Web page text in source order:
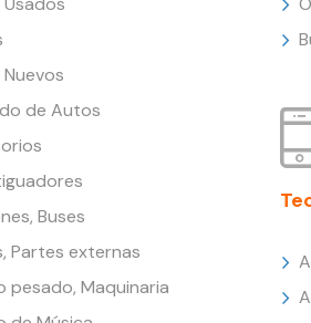
de Autos
Buses
Partes externas
pesado, Maquinaria